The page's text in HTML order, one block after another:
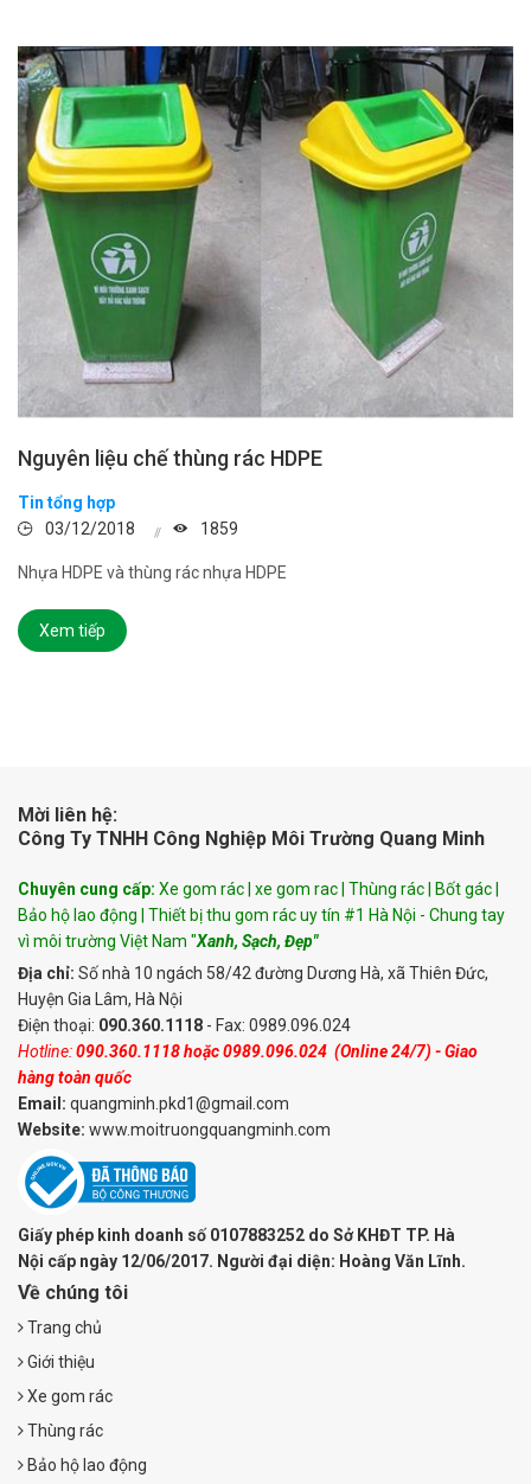
Nguyên liệu chế thùng rác HDPE
Tin tổng hợp
03/12/2018
1859
Nhựa HDPE và thùng rác nhựa HDPE
Xem tiếp
Mời liên hệ:
Công Ty TNHH Công Nghiệp Môi Trường Quang Minh
Chuyên cung cấp: Xe gom rác | xe gom rac | Thùng rác | Bốt gác |
Bảo hộ lao động | Thiết bị thu gom rác uy tín #1 Hà Nội - Chung tay
vì môi trường Việt Nam "Xanh, Sạch, Đẹp"
Địa chỉ: Số nhà 10 ngách 58/42 đường Dương Hà, xã Thiên Đức,
Huyện Gia Lâm, Hà Nội
Điện thoại: 090.360.1118 - Fax: 0989.096.024
Hotline:090.360.1118hoặc0989.096.024 (Online 24/7) - Giao
hàng toàn quốc
Email: quangminh.pkd1@gmail.com
Website: www.moitruongquangminh.com
Giấy phép kinh doanh số 0107883252 do Sở KHĐT TP. Hà
Nội cấp ngày 12/06/2017. Người đại diện: Hoàng Văn Lĩnh.
Về chúng tôi
Trang chủ
Giới thiệu
Xe gom rác
Thùng rác
Bảo hộ lao động